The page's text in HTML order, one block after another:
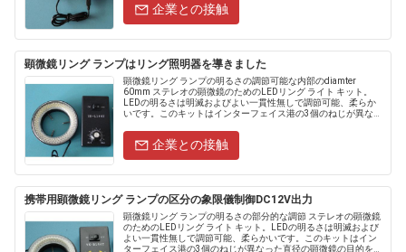
企業との接触
顕微鏡リング ランプはリング照明器を導きました
顕微鏡リング ランプの明るさの調節可能な内部のdiamter
60mm ステレオの顕微鏡のためのLEDリング ライト キット。
LEDの明るさは明滅およびよい一貫性無しで調節可能、柔らか
いです。このキットはインターフェイス港の3個のねじが異なっ
こ....
企業との接触
携帯用顕微鏡リング ランプの区分の象限儀制御DC12V出力
顕微鏡リング ランプの明るさの部分的な調節 ステレオの顕微鏡
のためのLEDリング ライト キット。LEDの明るさは明滅および
よい一貫性無しで調節可能、柔らかいです。このキットはイン
ターフェイス港の3個のねじが異なった直径の顕微鏡の目的を接